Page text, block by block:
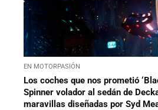
EN MOTORPASIÓN
Los coches que nos prometió
Spinner volador al sedán de
maravillas diseñadas por Syd